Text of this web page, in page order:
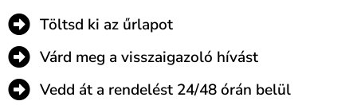
Töltsd ki az űrlapot
Várd meg a visszaigazoló hívást
Vedd át a rendelést 24/48 órán belül